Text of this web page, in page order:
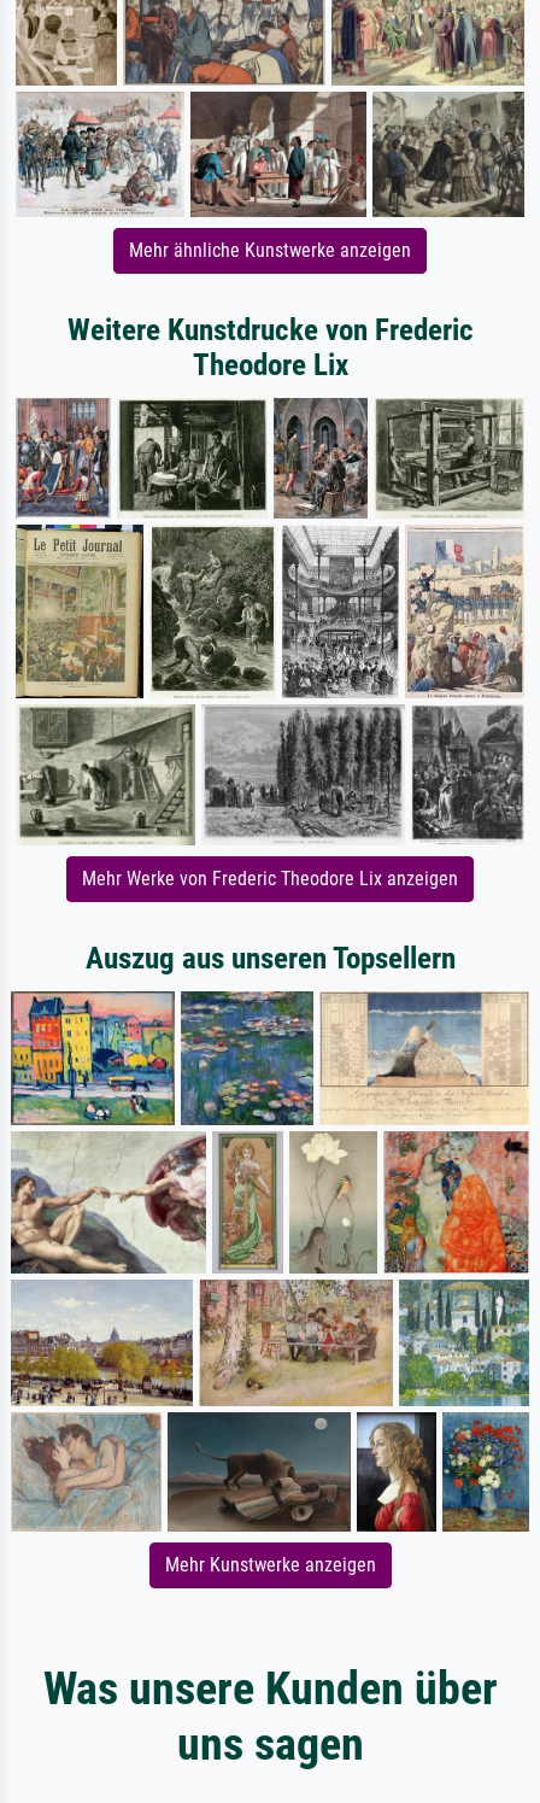
Mehr ähnliche Kunstwerke anzeigen
Weitere Kunstdrucke von Frederic
Theodore Lix
Mehr Werke von Frederic Theodore Lix anzeigen
Auszug aus unseren Topsellern
Mehr Kunstwerke anzeigen
Was unsere Kunden über
uns sagen